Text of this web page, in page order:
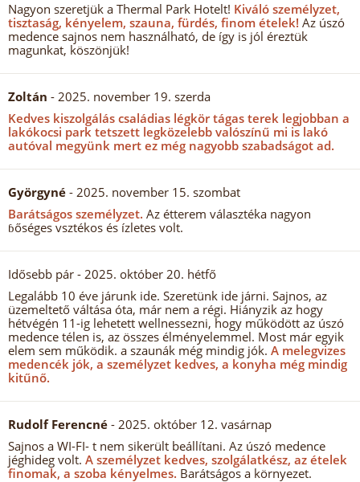
Nagyon szeretjük a Thermal Park Hotelt! Kiváló személyzet,
tisztaság, kényelem, szauna, fürdés, finom ételek! Az úszó
medence sajnos nem használható, de így is jól éreztük
magunkat, köszönjük!
Zoltán - 2025. november 19. szerda
Kedves kiszolgálás családias légkör tágas terek legjobban a
lakókocsi park tetszett legközelebb valószínű mi is lakó
autóval megyünk mert ez még nagyobb szabadságot ad.
Györgyné - 2025. november 15. szombat
Barátságos személyzet. Az étterem választéka nagyon
ɓőséges vsztékos és ízletes volt.
Idősebb pár - 2025. október 20. hétfő
Legalább 10 éve járunk ide. Szeretünk ide járni. Sajnos, az
üzemeltető váltása óta, már nem a régi. Hiányzik az hogy
hétvégén 11-ig lehetett wellnessezni, hogy működött az úszó
medence télen is, az összes élményelemmel. Most már egyik
elem sem működik. a szaunák még mindig jók. A melegvizes
medencék jók, a személyzet kedves, a konyha még mindig
kitűnő.
Rudolf Ferencné - 2025. október 12. vasárnap
Sajnos a WI-FI- t nem sikerült beállítani. Az úszó medence
jéghideg volt. A személyzet kedves, szolgálatkész, az ételek
finomak, a szoba kényelmes. Barátságos a környezet.